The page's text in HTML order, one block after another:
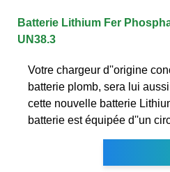
Batterie Lithium Fer
UN38.3
Votre chargeur d''origine
batterie plomb, sera lui
cette nouvelle batterie
batterie est équipée d''un